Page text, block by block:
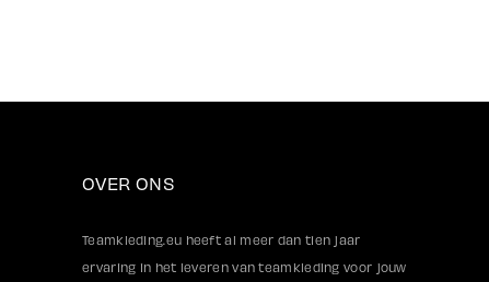
OVER ONS
Teamkleding.eu heeft al meer dan tien jaar
ervaring in het leveren van teamkleding voor jouw